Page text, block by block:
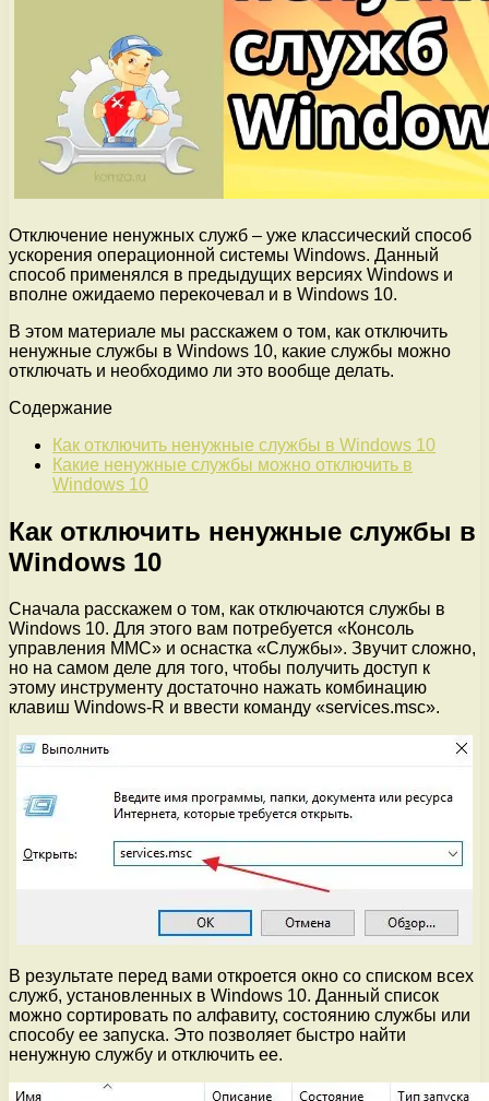
Отключение ненужных служб – уже классический способ
ускорения операционной системы Windows. Данный
способ применялся в предыдущих версиях Windows и
вполне ожидаемо перекочевал и в Windows 10.
В этом материале мы расскажем о том, как отключить
ненужные службы в Windows 10, какие службы можно
отключать и необходимо ли это вообще делать.
Содержание
Как отключить ненужные службы в Windows 10
Какие ненужные службы можно отключить в
Windows 10
Как отключить ненужные службы в
Windows 10
Сначала расскажем о том, как отключаются службы в
Windows 10. Для этого вам потребуется «Консоль
управления MMC» и оснастка «Службы». Звучит сложно,
но на самом деле для того, чтобы получить доступ к
этому инструменту достаточно нажать комбинацию
клавиш Windows-R и ввести команду «services.msc».
В результате перед вами откроется окно со списком всех
служб, установленных в Windows 10. Данный список
можно сортировать по алфавиту, состоянию службы или
способу ее запуска. Это позволяет быстро найти
ненужную службу и отключить ее.